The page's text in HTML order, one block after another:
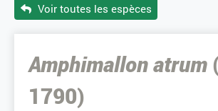
Voir toutes les espèces
Amphimallon atrum
1790)